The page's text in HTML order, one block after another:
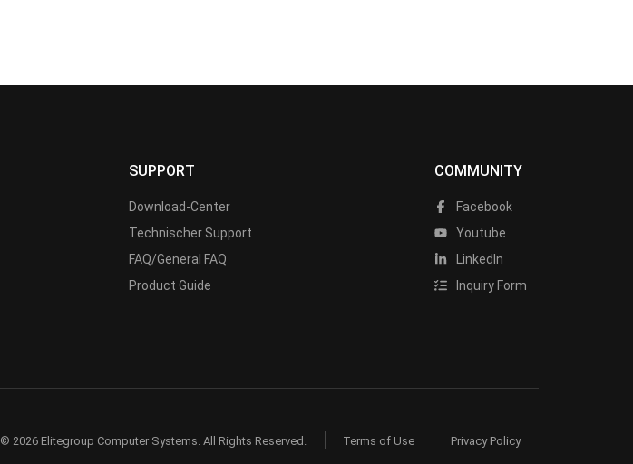
SUPPORT
Download-Center
Technischer Support
FAQ/General FAQ
Product Guide
COMMUNITY
Facebook
Youtube
LinkedIn
Inquiry Form
© 2026 Elitegroup Computer Systems. All Rights Reserved. Terms of Use Privacy Policy